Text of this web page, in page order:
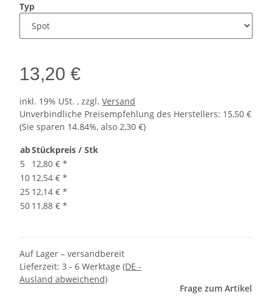
Typ
13,20 €
inkl. 19% USt. , zzgl. Versand
Unverbindliche Preisempfehlung des Herstellers: 15,50 €
(Sie sparen 14.84%, also 2,30 €)
abStückpreis / Stk
5
12,80 € *
10 12,54 € *
25 12,14 € *
50 11,88 € *
Auf Lager – versandbereit
Lieferzeit: 3 - 6 Werktage (DE -
Ausland abweichend)
Frage zum Artikel